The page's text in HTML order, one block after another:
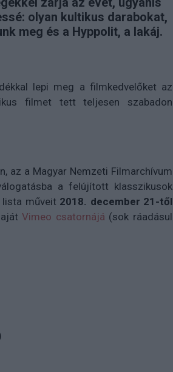
olyan kultikus darabokat,
meg és a Hyppolit, a lakáj.
lepi meg a filmkedvelőket az
filmet tett teljesen szabadon
az a Magyar Nemzeti Filmarchívum
a felújított klasszikusok
műveit 2018. december 21-től
Vimeo csatornájá (sok ráadásul